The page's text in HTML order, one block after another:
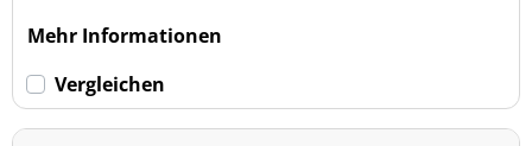
Mehr Informationen
Vergleichen